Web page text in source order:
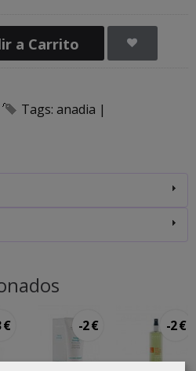
a Carrito
Tags: anadia |
€ -2 € -2 €